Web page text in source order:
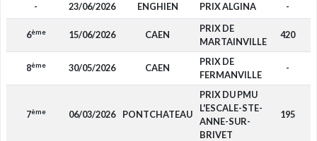
- 23/06/2026 ENGHIEN PRIX ALGINA -
6ème 15/06/2026 CAEN
PRIX DE
MARTAINVILLE
420
8ème 30/05/2026 CAEN
PRIX DE
FERMANVILLE
-
7ème 06/03/2026 PONTCHATEAU
PRIX DU PMU
L'ESCALE-STE-
ANNE-SUR-
BRIVET
195